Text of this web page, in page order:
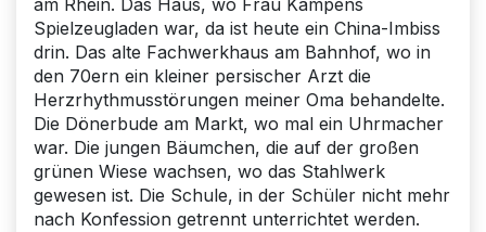
Spielzeugladen war, da ist heute ein China-Imbiss
drin. Das alte Fachwerkhaus am Bahnhof, wo in
den 70ern ein kleiner persischer Arzt die
Herzrhythmusstörungen meiner Oma behandelte.
Die Dönerbude am Markt, wo mal ein Uhrmacher
war. Die jungen Bäumchen, die auf der großen
grünen Wiese wachsen, wo das Stahlwerk
gewesen ist. Die Schule, in der Schüler nicht mehr
nach Konfession getrennt unterrichtet werden.